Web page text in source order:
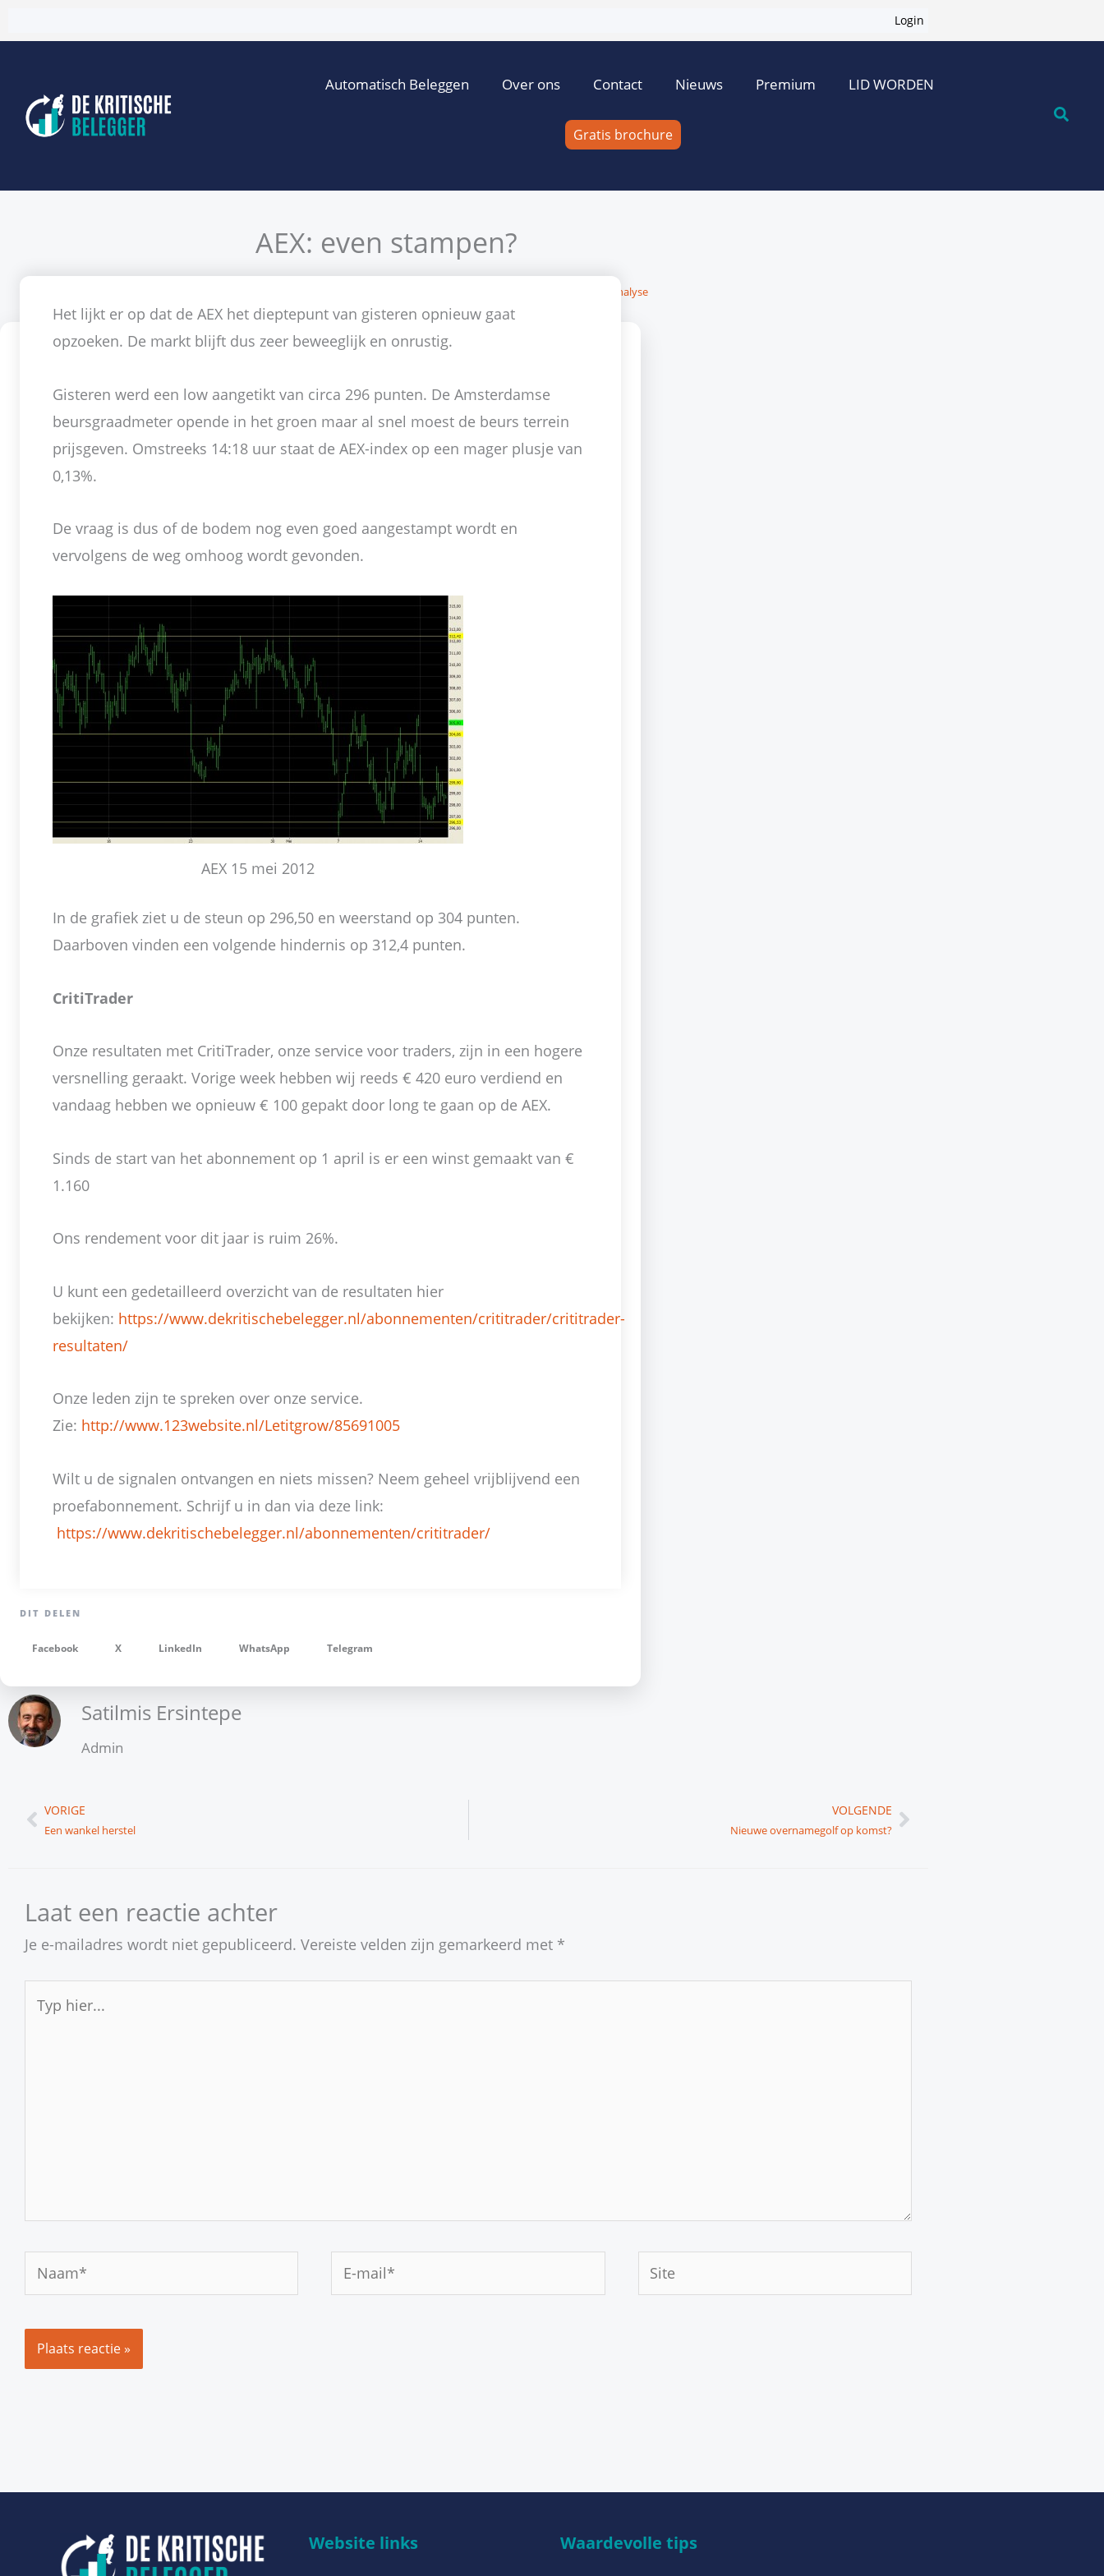
naar
inhoud
Login
Automatisch Beleggen Over ons Contact Nieuws Premium LID WORDEN
Gratis brochure
AEX: even stampen?
Technische analyse
Het lijkt er op dat de AEX het dieptepunt van gisteren opnieuw gaat
opzoeken. De markt blijft dus zeer beweeglijk en onrustig.
Gisteren werd een low aangetikt van circa 296 punten. De Amsterdamse
beursgraadmeter opende in het groen maar al snel moest de beurs terrein
prijsgeven. Omstreeks 14:18 uur staat de AEX-index op een mager plusje van
0,13%.
De vraag is dus of de bodem nog even goed aangestampt wordt en
vervolgens de weg omhoog wordt gevonden.
AEX 15 mei 2012
In de grafiek ziet u de steun op 296,50 en weerstand op 304 punten.
Daarboven vinden een volgende hindernis op 312,4 punten.
CritiTrader
Onze resultaten met CritiTrader, onze service voor traders, zijn in een hogere
versnelling geraakt. Vorige week hebben wij reeds € 420 euro verdiend en
vandaag hebben we opnieuw € 100 gepakt door long te gaan op de AEX.
Sinds de start van het abonnement op 1 april is er een winst gemaakt van €
1.160
Ons rendement voor dit jaar is ruim 26%.
U kunt een gedetailleerd overzicht van de resultaten hier
bekijken: https://www.dekritischebelegger.nl/abonnementen/crititrader/crititrader-
resultaten/
Onze leden zijn te spreken over onze service.
Zie: http://www.123website.nl/Letitgrow/85691005
Wilt u de signalen ontvangen en niets missen? Neem geheel vrijblijvend een
proefabonnement. Schrijf u in dan via deze link:
https://www.dekritischebelegger.nl/abonnementen/crititrader/
Facebook X LinkedIn WhatsApp Telegram
Satilmis Ersintepe
Admin
Vorige
VORIGE
Een wankel herstel
VOLGENDE
Nieuwe overnamegolf op komst?
Volgende
Laat een reactie achter
Je e-mailadres wordt niet gepubliceerd. Vereiste velden zijn gemarkeerd met *
hier...
Naam*
mail*
Site
Website links Waardevolle tips